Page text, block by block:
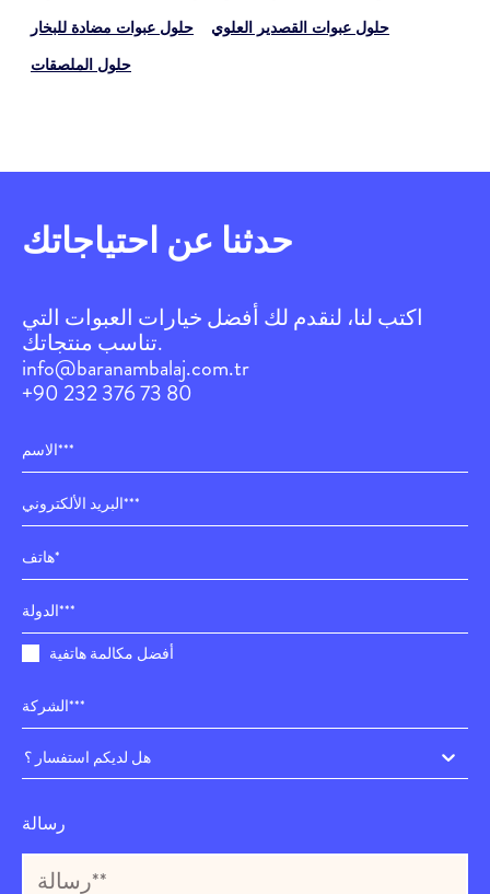
حلول عبوات مضادة للبخار حلول عبوات القصدير العلوي
حلول الملصقات
حدثنا عن احتياجاتك
اكتب لنا، لنقدم لك أفضل خيارات العبوات التي
تناسب منتجاتك.
info@baranambalaj.com.tr
+90 232 376 73 80
أفضل مكالمة هاتفية
هل لديكم استفسار ؟
رسالة